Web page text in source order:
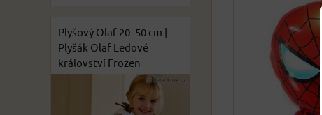
Plyšový Olaf 20–50 cm |
Plyšák Olaf Ledové
království Frozen